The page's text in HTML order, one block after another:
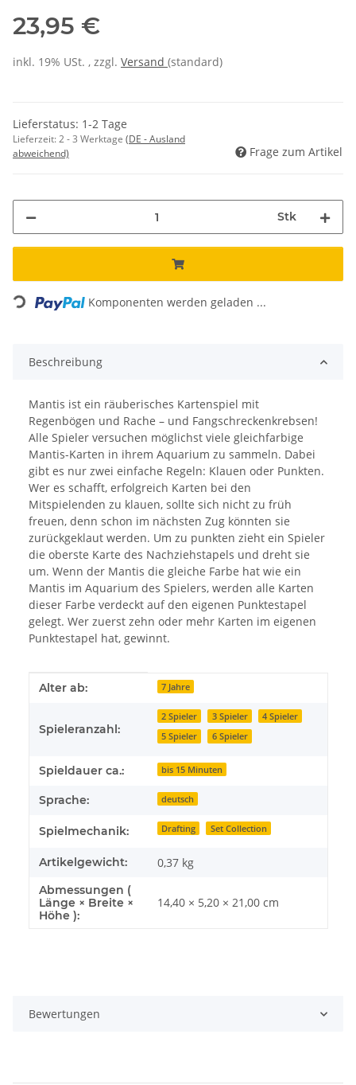
23,95 €
inkl. 19% USt. , zzgl. Versand (standard)
Lieferstatus: 1-2 Tage
Lieferzeit:2 - 3 Werktage (DE - Ausland
abweichend)
Frage zum Artikel
Stk
Loading... Komponenten werden geladen ...
Beschreibung
Mantis ist ein räuberisches Kartenspiel mit
Regenbögen und Rache – und Fangschreckenkrebsen!
Alle Spieler versuchen möglichst viele gleichfarbige
Mantis-Karten in ihrem Aquarium zu sammeln. Dabei
gibt es nur zwei einfache Regeln: Klauen oder Punkten.
Wer es schafft, erfolgreich Karten bei den
Mitspielenden zu klauen, sollte sich nicht zu früh
freuen, denn schon im nächsten Zug könnten sie
zurückgeklaut werden. Um zu punkten zieht ein Spieler
die oberste Karte des Nachziehstapels und dreht sie
um. Wenn der Mantis die gleiche Farbe hat wie ein
Mantis im Aquarium des Spielers, werden alle Karten
dieser Farbe verdeckt auf den eigenen Punktestapel
gelegt. Wer zuerst zehn oder mehr Karten im eigenen
Punktestapel hat, gewinnt.
Produkteigenschaft
Wert
Alter ab: 7 Jahre
Spieleranzahl:
2 Spieler 3 Spieler
4 Spieler
5 Spieler
6 Spieler
Spieldauer ca.: bis 15 Minuten
Sprache: deutsch
Spielmechanik: Drafting Set Collection
Artikelgewicht: 0,37 kg
Abmessungen (
Länge × Breite ×
Höhe ):
14,40 × 5,20 × 21,00 cm
Bewertungen